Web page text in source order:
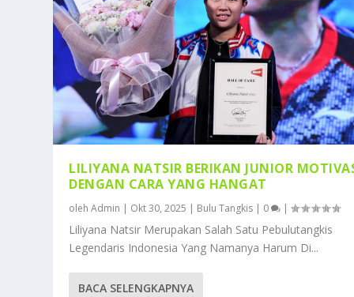
LILIYANA NATSIR BERIKAN JUNIOR
DENGAN CARA YANG HANGAT
olehAdmin | Okt 30, 2025 | Bulu Tangkis | 0 |
Liliyana Natsir Merupakan Salah Satu Pebulutangkis
Legendaris Indonesia Yang Namanya Harum Di...
BACA SELENGKAPNYA